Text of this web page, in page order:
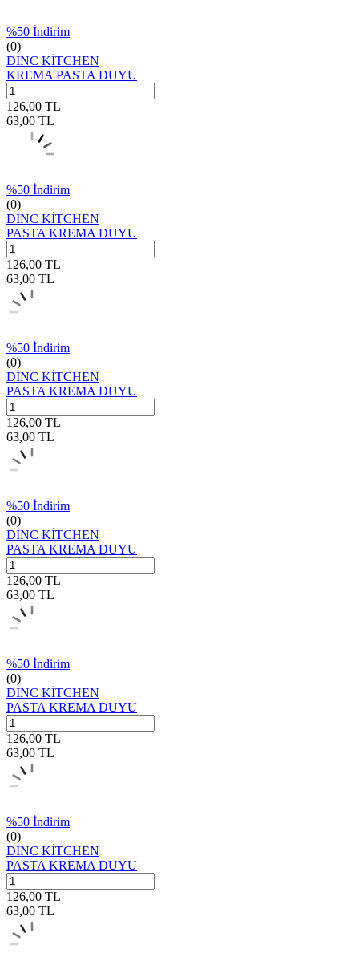
%50 İndirim
(0)
DİNC KİTCHEN
KREMA PASTA DUYU
126,00 TL
63,00 TL
%50 İndirim
(0)
DİNC KİTCHEN
PASTA KREMA DUYU
126,00 TL
63,00 TL
%50 İndirim
(0)
DİNC KİTCHEN
PASTA KREMA DUYU
126,00 TL
63,00 TL
%50 İndirim
(0)
DİNC KİTCHEN
PASTA KREMA DUYU
126,00 TL
63,00 TL
%50 İndirim
(0)
DİNC KİTCHEN
PASTA KREMA DUYU
126,00 TL
63,00 TL
%50 İndirim
(0)
DİNC KİTCHEN
PASTA KREMA DUYU
126,00 TL
63,00 TL